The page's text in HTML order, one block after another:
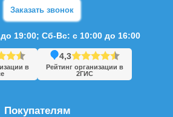
Покупателям
Заказать звонок
19:00; Сб-Вс: с 10:00 до 16:00
в
4,3
Рейтинг организации в
2ГИС